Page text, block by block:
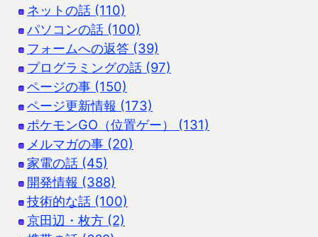
ネットの話 (110)
パソコンの話 (100)
フォームへの返答 (39)
プログラミングの話 (97)
ページの事 (150)
ページ更新情報 (173)
ポケモンGO（位置ゲー） (131)
メルマガの事 (20)
家電の話 (45)
開発情報 (388)
技術的な話 (100)
京田辺・枚方 (2)